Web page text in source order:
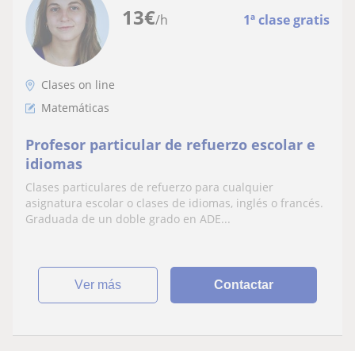
13€/h 1ª clase gratis
Clases on line
Matemáticas
Profesor particular de refuerzo escolar e
idiomas
Clases particulares de refuerzo para cualquier
asignatura escolar o clases de idiomas, inglés o francés.
Graduada de un doble grado en ADE...
ver más Contactar